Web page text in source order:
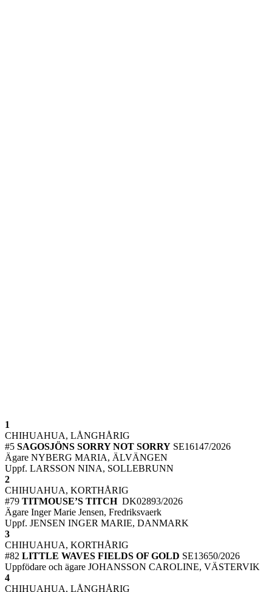
1
CHIHUAHUA, LÅNGHÅRIG
#5 SAGOSJÖNS SORRY NOT SORRY SE16147/2026
Ägare NYBERG MARIA, ÄLVÄNGEN
Uppf. LARSSON NINA, SOLLEBRUNN
2
CHIHUAHUA, KORTHÅRIG
#79 TITMOUSE’S TITCHDK02893/2026
Ägare Inger Marie Jensen, Fredriksvaerk
Uppf. JENSEN INGER MARIE, DANMARK
3
CHIHUAHUA, KORTHÅRIG
#82 LITTLE WAVES FIELDS OF GOLD SE13650/2026
Uppfödare och ägare JOHANSSON CAROLINE, VÄSTERVIK
4
CHIHUAHUA, LÅNGHÅRIG